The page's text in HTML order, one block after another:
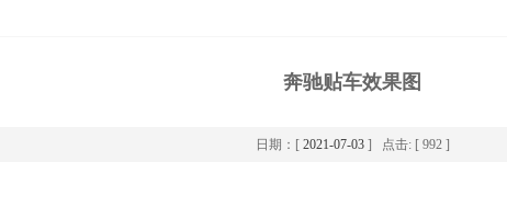
奔驰贴车效果图
日期：[ 2021-07-03] 点击: [ 992 ]